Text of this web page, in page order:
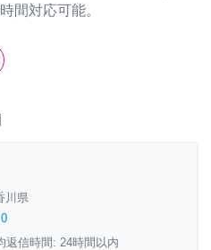
間対応可能。
川県
0
返信時間: 24時間以内